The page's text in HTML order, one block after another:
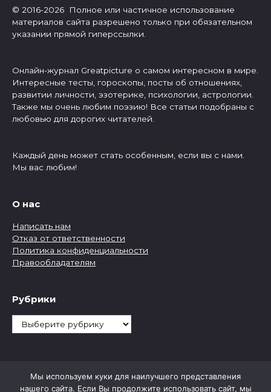
© 2016-2026 Полное или частичное использование
материалов сайта разрешено только при обязательном
указании прямой гиперссылки.
Онлайн-журнал Greatpicture о самом интересном в мире.
Интересные тесты, гороскопы, посты об отношениях,
развитии личности, эзотерике, психологии, астрологии.
Также мы очень любим поэзию! Все статьи подобраны с
любовью для дорогих читателей.
Каждый день может стать особенным, если вы с нами.
Мы вас любим!
О нас
Написать нам
Отказ от ответственности
Политика конфиденциальности
Правообладателям
Рубрики
Рубрики
Мы используем куки для наилучшего представления
нашего сайта. Если Вы продолжите использовать сайт, мы